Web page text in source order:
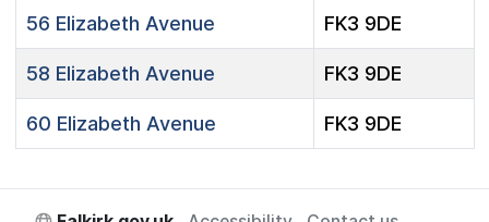
56 Elizabeth Avenue FK3 9DE
58 Elizabeth Avenue FK3 9DE
60 Elizabeth Avenue FK3 9DE